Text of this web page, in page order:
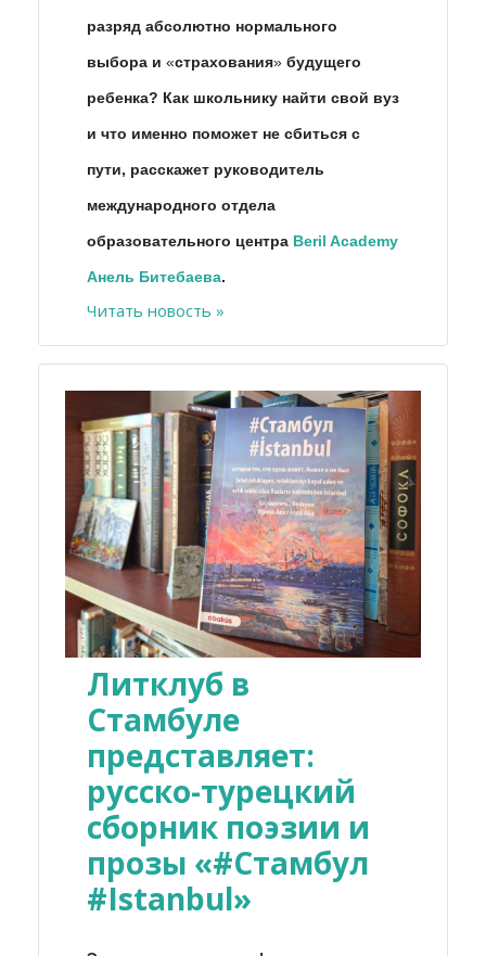
разряд абсолютно нормального
выбора и «страхования» будущего
ребенка? Как школьнику найти свой вуз
и что именно поможет не сбиться с
пути, расскажет руководитель
международного отдела
образовательного центра Beril Academy
Анель Битебаева.
Читать новость »
Литклуб в
Стамбуле
представляет:
русско-турецкий
сборник поэзии и
прозы «#Стамбул
#Istanbul»